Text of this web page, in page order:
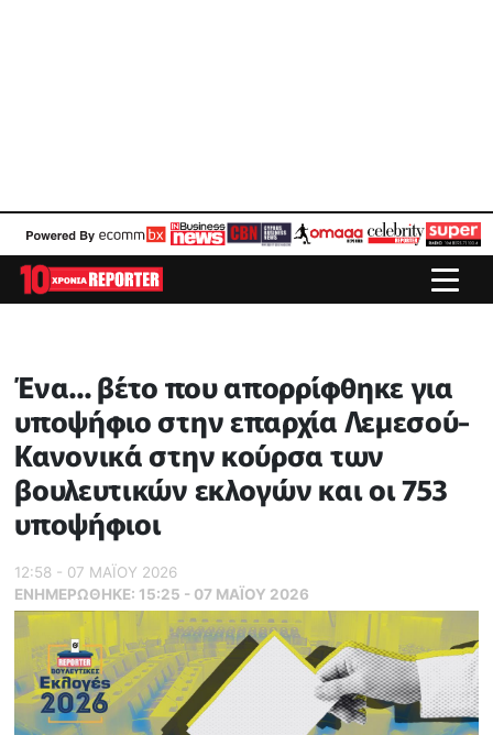
Ένα... βέτο που απορρίφθηκε για
υποψήφιο στην επαρχία Λεμεσού-
Κανονικά στην κούρσα των
βουλευτικών εκλογών και οι 753
υποψήφιοι
12:58 - 07 ΜΑΪ́ΟΥ 2026
ΕΝΗΜΕΡΏΘΗΚΕ: 15:25 - 07 ΜΑΪ́ΟΥ 2026